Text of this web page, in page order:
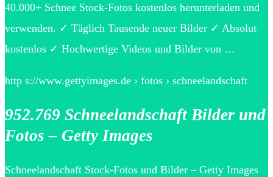
40.000+ Schnee Stock-Fotos kostenlos herunterladen und
verwenden. ✓ Täglich Tausende neuer Bilder ✓ Absolut
kostenlos ✓ Hochwertige Videos und Bilder von …
http s://www.gettyimages.de › fotos › schneelandschaft
952.769 Schneelandschaft Bilder und
Fotos – Getty Images
Schneelandschaft Stock-Fotos und Bilder – Getty Images